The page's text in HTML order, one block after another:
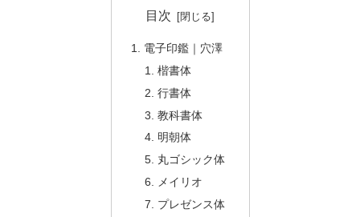
目次
電子印鑑｜穴澤
楷書体
行書体
教科書体
明朝体
丸ゴシック体
メイリオ
プレゼンス体